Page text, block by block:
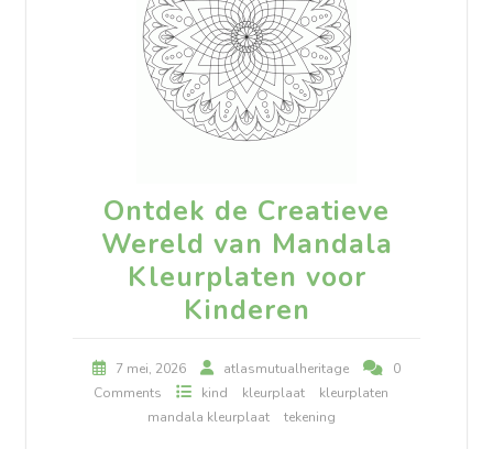
Ontdek de Creatieve
Wereld van Mandala
Kleurplaten voor
Kinderen
7 mei, 2026 atlasmutualheritage
0
Comments
kind kleurplaat
kleurplaten
mandala kleurplaat
tekening